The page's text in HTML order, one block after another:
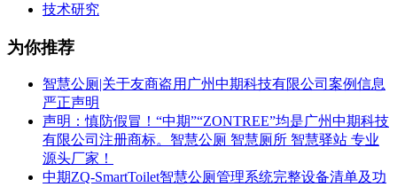
技术研究
为你推荐
智慧公厕|关于友商盗用广州中期科技有限公司案例信息
严正声明
声明：慎防假冒！“中期”“ZONTREE”均是广州中期科技
有限公司注册商标。智慧公厕 智慧厕所 智慧驿站 专业
源头厂家！
中期ZQ-SmartToilet智慧公厕管理系统完整设备清单及功